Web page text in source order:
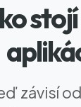
závisí